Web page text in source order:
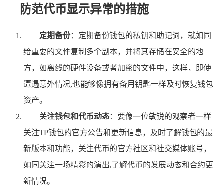
防范代币显示异常的措施
定期备份：定期备份钱包的私钥和助记词，就如同
给重要的文件复制多个副本，并将其存储在安全的地
方，如离线的硬件设备或者加密的文件中，这样，即使
遭遇意外情况,也能够像拥有备用钥匙一样及时恢复钱包
资产。
关注钱包和代币动态：要像一位敏锐的观察者一样
关注TP钱包的官方公告和更新信息，及时了解钱包的最
新版本和功能，关注代币的官方社区和社交媒体账号，
如同关注一场精彩的演出,了解代币的发展动态和合约更
新情况。